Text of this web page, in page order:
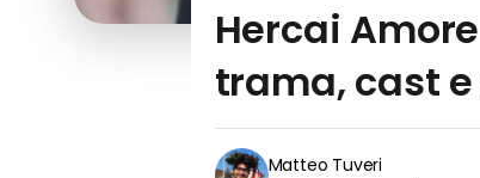
Hercai
trama, cast
Matteo Tuveri